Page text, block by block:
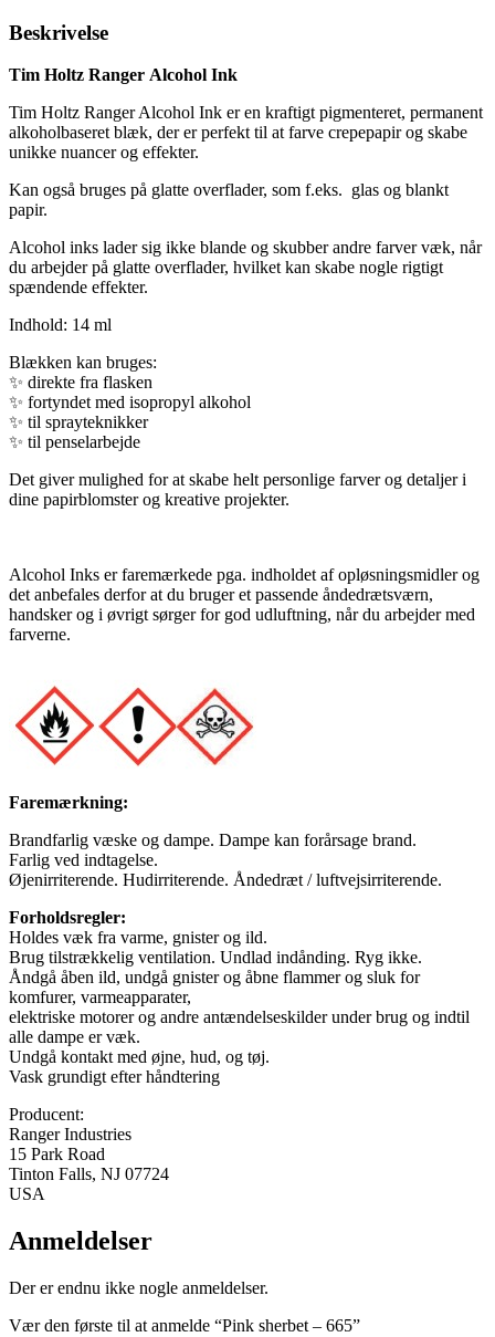
Beskrivelse
Tim Holtz Ranger Alcohol Ink
Tim Holtz Ranger Alcohol Ink er en kraftigt pigmenteret, permanent
alkoholbaseret blæk, der er perfekt til at farve crepepapir og skabe
unikke nuancer og effekter.
Kan også bruges på glatte overflader, som f.eks. glas og blankt
papir.
Alcohol inks lader sig ikke blande og skubber andre farver væk, når
du arbejder på glatte overflader, hvilket kan skabe nogle rigtigt
spændende effekter.
Indhold: 14 ml
Blækken kan bruges:
✨ direkte fra flasken
✨ fortyndet med isopropyl alkohol
✨ til sprayteknikker
✨ til penselarbejde
Det giver mulighed for at skabe helt personlige farver og detaljer i
dine papirblomster og kreative projekter.
Alcohol Inks er faremærkede pga. indholdet af opløsningsmidler og
det anbefales derfor at du bruger et passende åndedrætsværn,
handsker og i øvrigt sørger for god udluftning, når du arbejder med
farverne.
Faremærkning:
Brandfarlig væske og dampe. Dampe kan forårsage brand.
Farlig ved indtagelse.
Øjenirriterende. Hudirriterende. Åndedræt / luftvejsirriterende.
Forholdsregler:
Holdes væk fra varme, gnister og ild.
Brug tilstrækkelig ventilation. Undlad indånding. Ryg ikke.
Åndgå åben ild, undgå gnister og åbne flammer og sluk for
komfurer, varmeapparater,
elektriske motorer og andre antændelseskilder under brug og indtil
alle dampe er væk.
Undgå kontakt med øjne, hud, og tøj.
Vask grundigt efter håndtering
Producent:
Ranger Industries
15 Park Road
Tinton Falls, NJ 07724
USA
Anmeldelser
Der er endnu ikke nogle anmeldelser.
Vær den første til at anmelde “Pink sherbet – 665”